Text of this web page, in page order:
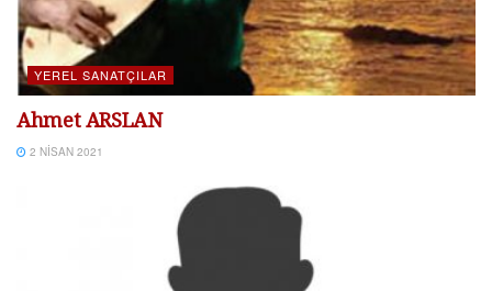
YEREL SANATÇILAR
Ahmet ARSLAN
2 NISAN 2021